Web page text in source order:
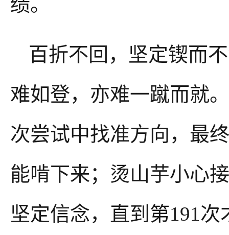
百折不回，坚定锲而
难如登，亦难一蹴而就
次尝试中找准方向，最
能啃下来；烫山芋小心
坚定信念，直到第191